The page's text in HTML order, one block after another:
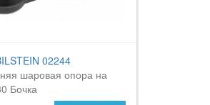
02244
шаровая опора на
Бочка